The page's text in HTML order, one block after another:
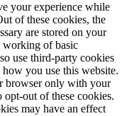
your experience while
of these cookies, the
are stored on your
working of basic
use third-party cookies
you use this website.
browser only with your
opt-out of these cookies.
may have an effect